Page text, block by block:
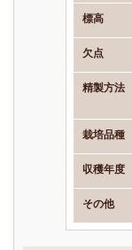
標高
欠点
精製方法
栽培品種
収穫年度
その他